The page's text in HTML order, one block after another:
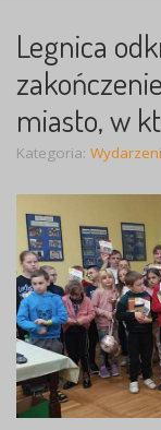
Legnica
miasto, w
Kategoria: